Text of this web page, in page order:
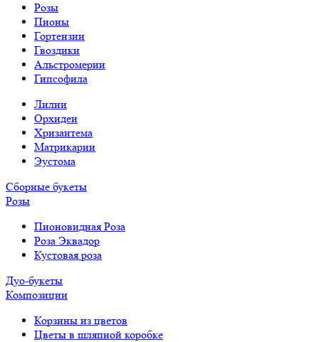
Розы
Пионы
Гортензии
Гвоздики
Альстромерии
Гипсофила
Лилии
Орхидеи
Хризантема
Матрикарии
Эустома
Сборные букеты
Розы
Пионовидная Роза
Роза Эквадор
Кустовая роза
Дуо-букеты
Композиции
Корзины из цветов
Цветы в шляпной коробке